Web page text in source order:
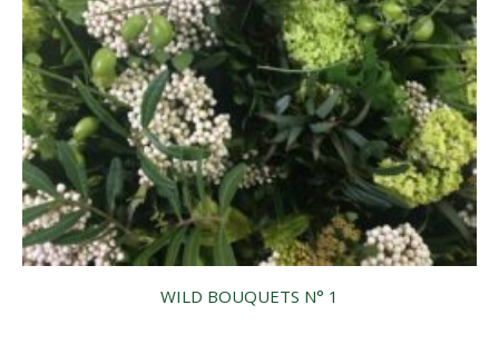
WILD BOUQUETS N° 1